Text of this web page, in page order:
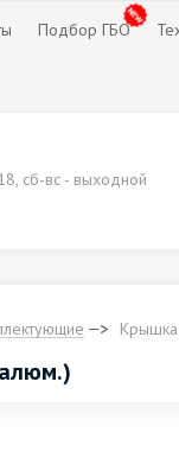
Подбор ГБО
сб-вс - выходной